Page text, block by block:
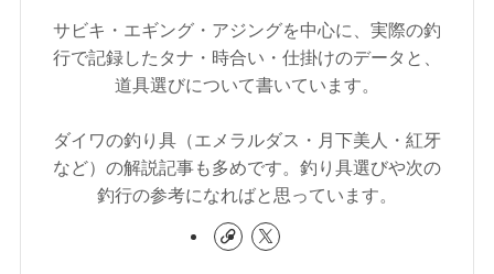
サビキ・エギング・アジングを中心に、実際の釣
行で記録したタナ・時合い・仕掛けのデータと、
道具選びについて書いています。
ダイワの釣り具（エメラルダス・月下美人・紅牙
など）の解説記事も多めです。釣り具選びや次の
釣行の参考になればと思っています。